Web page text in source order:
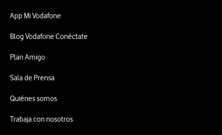
App Mi Vodafone
Blog Vodafone Conéctate
Plan Amigo
Sala de Prensa
Quiénes somos
Trabaja con nosotros